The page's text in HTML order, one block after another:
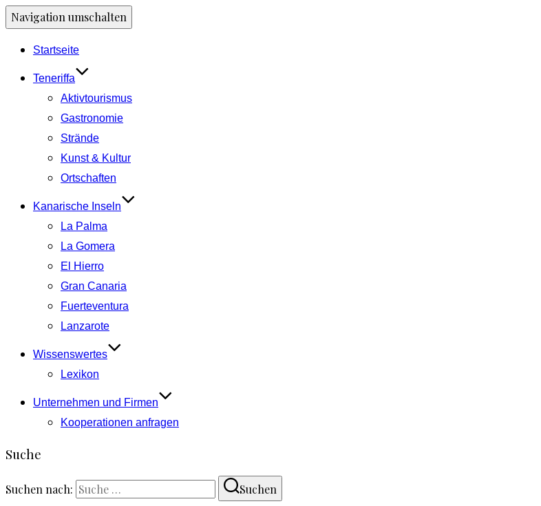
Navigation umschalten
Startseite
Teneriffa
Aktivtourismus
Gastronomie
Strände
Kunst & Kultur
Ortschaften
Kanarische Inseln
La Palma
La Gomera
El Hierro
Gran Canaria
Fuerteventura
Lanzarote
Wissenswertes
Lexikon
Unternehmen und Firmen
Kooperationen anfragen
Suche
Suchen nach: Suchen